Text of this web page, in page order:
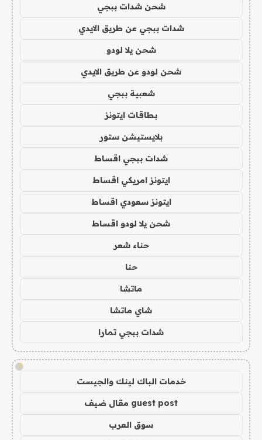
شحن شدات ببجي
شدات ببجي عن طريق الايدي
شحن يلا لودو
شحن لودو عن طريق الايدي
شعبية ببجي
بطاقات ايتونز
بلايستيشن ستور
شدات ببجي اقساط
ايتونز امريكي اقساط
ايتونز سعودي اقساط
شحن يلا لودو اقساط
حناء شعر
حنا
ماتشا
شاي ماتشا
شدات ببجي تمارا
!
خدمات الباك لينك والجيست
guest post مقال ضيف
سوق العرب